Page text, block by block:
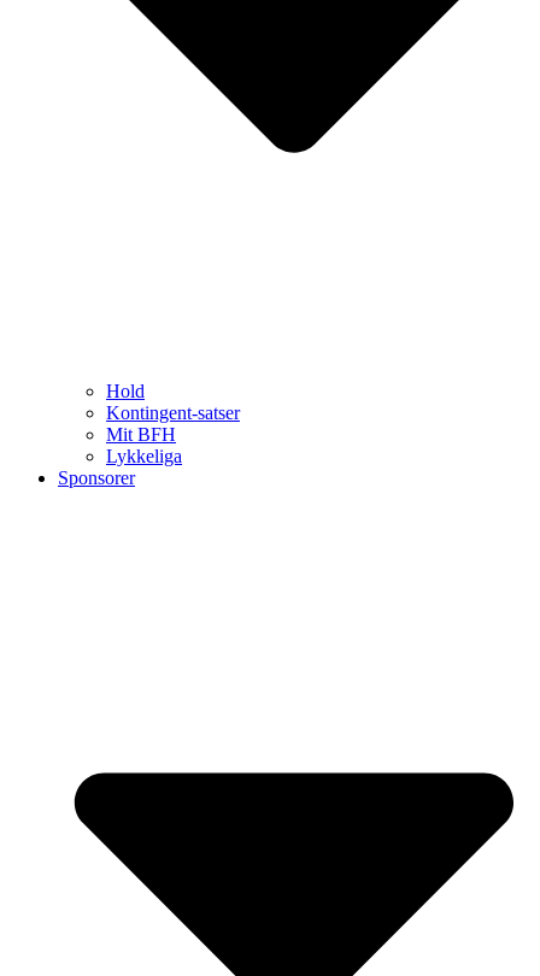
Hold
Kontingent-satser
Mit BFH
Lykkeliga
Sponsorer